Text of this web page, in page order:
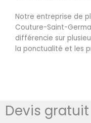
Notre entreprise de
Couture-Saint-
différencie sur
la ponctualité et les
Devis